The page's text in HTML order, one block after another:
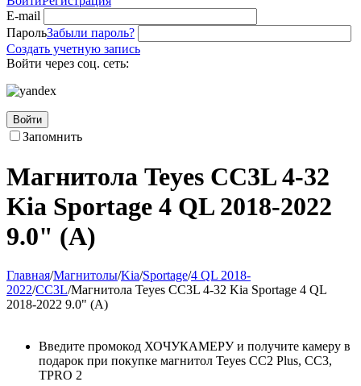
E-mail
ПарольЗабыли пароль?
Создать учетную запись
Войти через соц. сеть:
Войти
Запомнить
Магнитола Teyes CC3L 4-32
Kia Sportage 4 QL 2018-2022
9.0" (A)
Главная/Магнитолы/Kia/Sportage/4 QL 2018-
2022/CC3L/Магнитола Teyes CC3L 4-32 Kia Sportage 4 QL
2018-2022 9.0" (A)
Введите промокод ХОЧУКАМЕРУ и получите камеру в
подарок при покупке магнитол Teyes CC2 Plus, CC3,
TPRO 2